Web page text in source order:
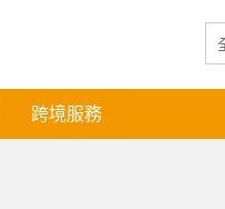
跨境服務